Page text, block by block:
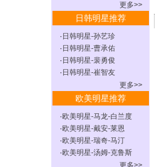
更多>>
日韩明星推荐
· 日韩明星-孙艺珍
· 日韩明星-曹承佑
· 日韩明星-裴勇俊
· 日韩明星-崔智友
更多>>
欧美明星推荐
·欧美明星-马龙-白兰度
·欧美明星-戴安-莱恩
·欧美明星-瑞奇-马汀
·欧美明星-汤姆-克鲁斯
更多>>